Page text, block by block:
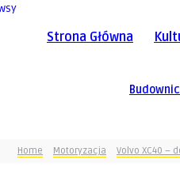
Strona Główna
Home Motoryzacja Volvo XC40 –